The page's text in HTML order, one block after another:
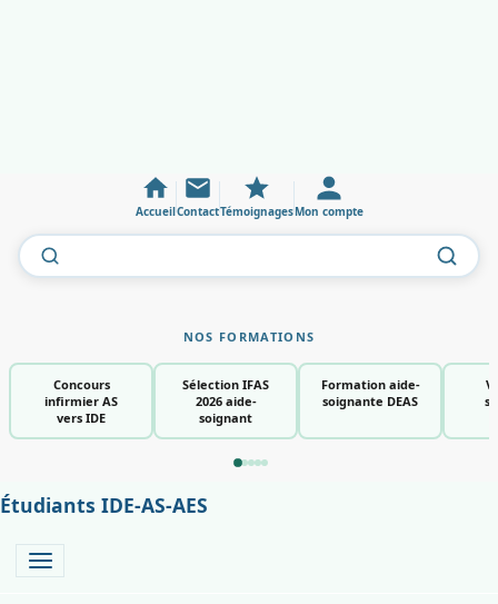
AccueilContactTémoignagesMon compte
NOS FORMATIONS
Concours
infirmier AS
vers IDE
Sélection IFAS
2026 aide-
soignant
Formation aide-
soignante DEAS
Étudiants IDE-AS-AES